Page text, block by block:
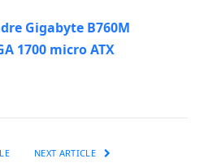
Gigabyte B760M
1700 micro ATX
NEXT ARTICLE